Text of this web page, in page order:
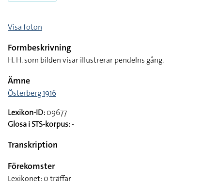
Visa foton
Formbeskrivning
H. H. som bilden visar illustrerar pendelns gång.
Ämne
Österberg 1916
Lexikon-ID:09677
Glosa i STS-korpus:-
Transkription
Förekomster
Lexikonet: 0 träffar